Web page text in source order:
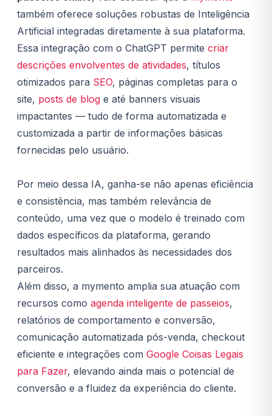
também oferece soluções robustas de Inteligência
Artificial integradas diretamente à sua plataforma.
Essa integração com o ChatGPT permite criar
descrições envolventes de atividades, títulos
otimizados para SEO, páginas completas para o
site, posts de blog e até banners visuais
impactantes — tudo de forma automatizada e
customizada a partir de informações básicas
fornecidas pelo usuário.
Por meio dessa IA, ganha-se não apenas eficiência
e consistência, mas também relevância de
conteúdo, uma vez que o modelo é treinado com
dados específicos da plataforma, gerando
resultados mais alinhados às necessidades dos
parceiros.
Além disso, a mymento amplia sua atuação com
recursos como agenda inteligente de passeios,
relatórios de comportamento e conversão,
comunicação automatizada pós-venda, checkout
eficiente e integrações com Google Coisas Legais
para Fazer, elevando ainda mais o potencial de
conversão e a fluidez da experiência do cliente.